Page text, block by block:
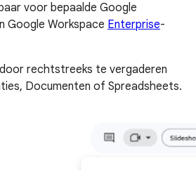
voor bepaalde Google
Google Workspace Enterprise-
rechtstreeks te vergaderen
Documenten of Spreadsheets.